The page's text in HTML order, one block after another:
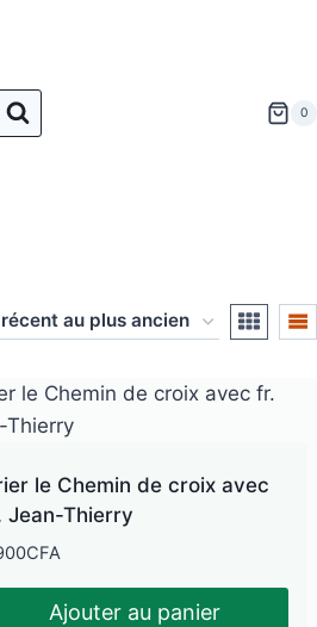
0
le Chemin de croix avec
Jean-Thierry
CFA
Ajouter au panier